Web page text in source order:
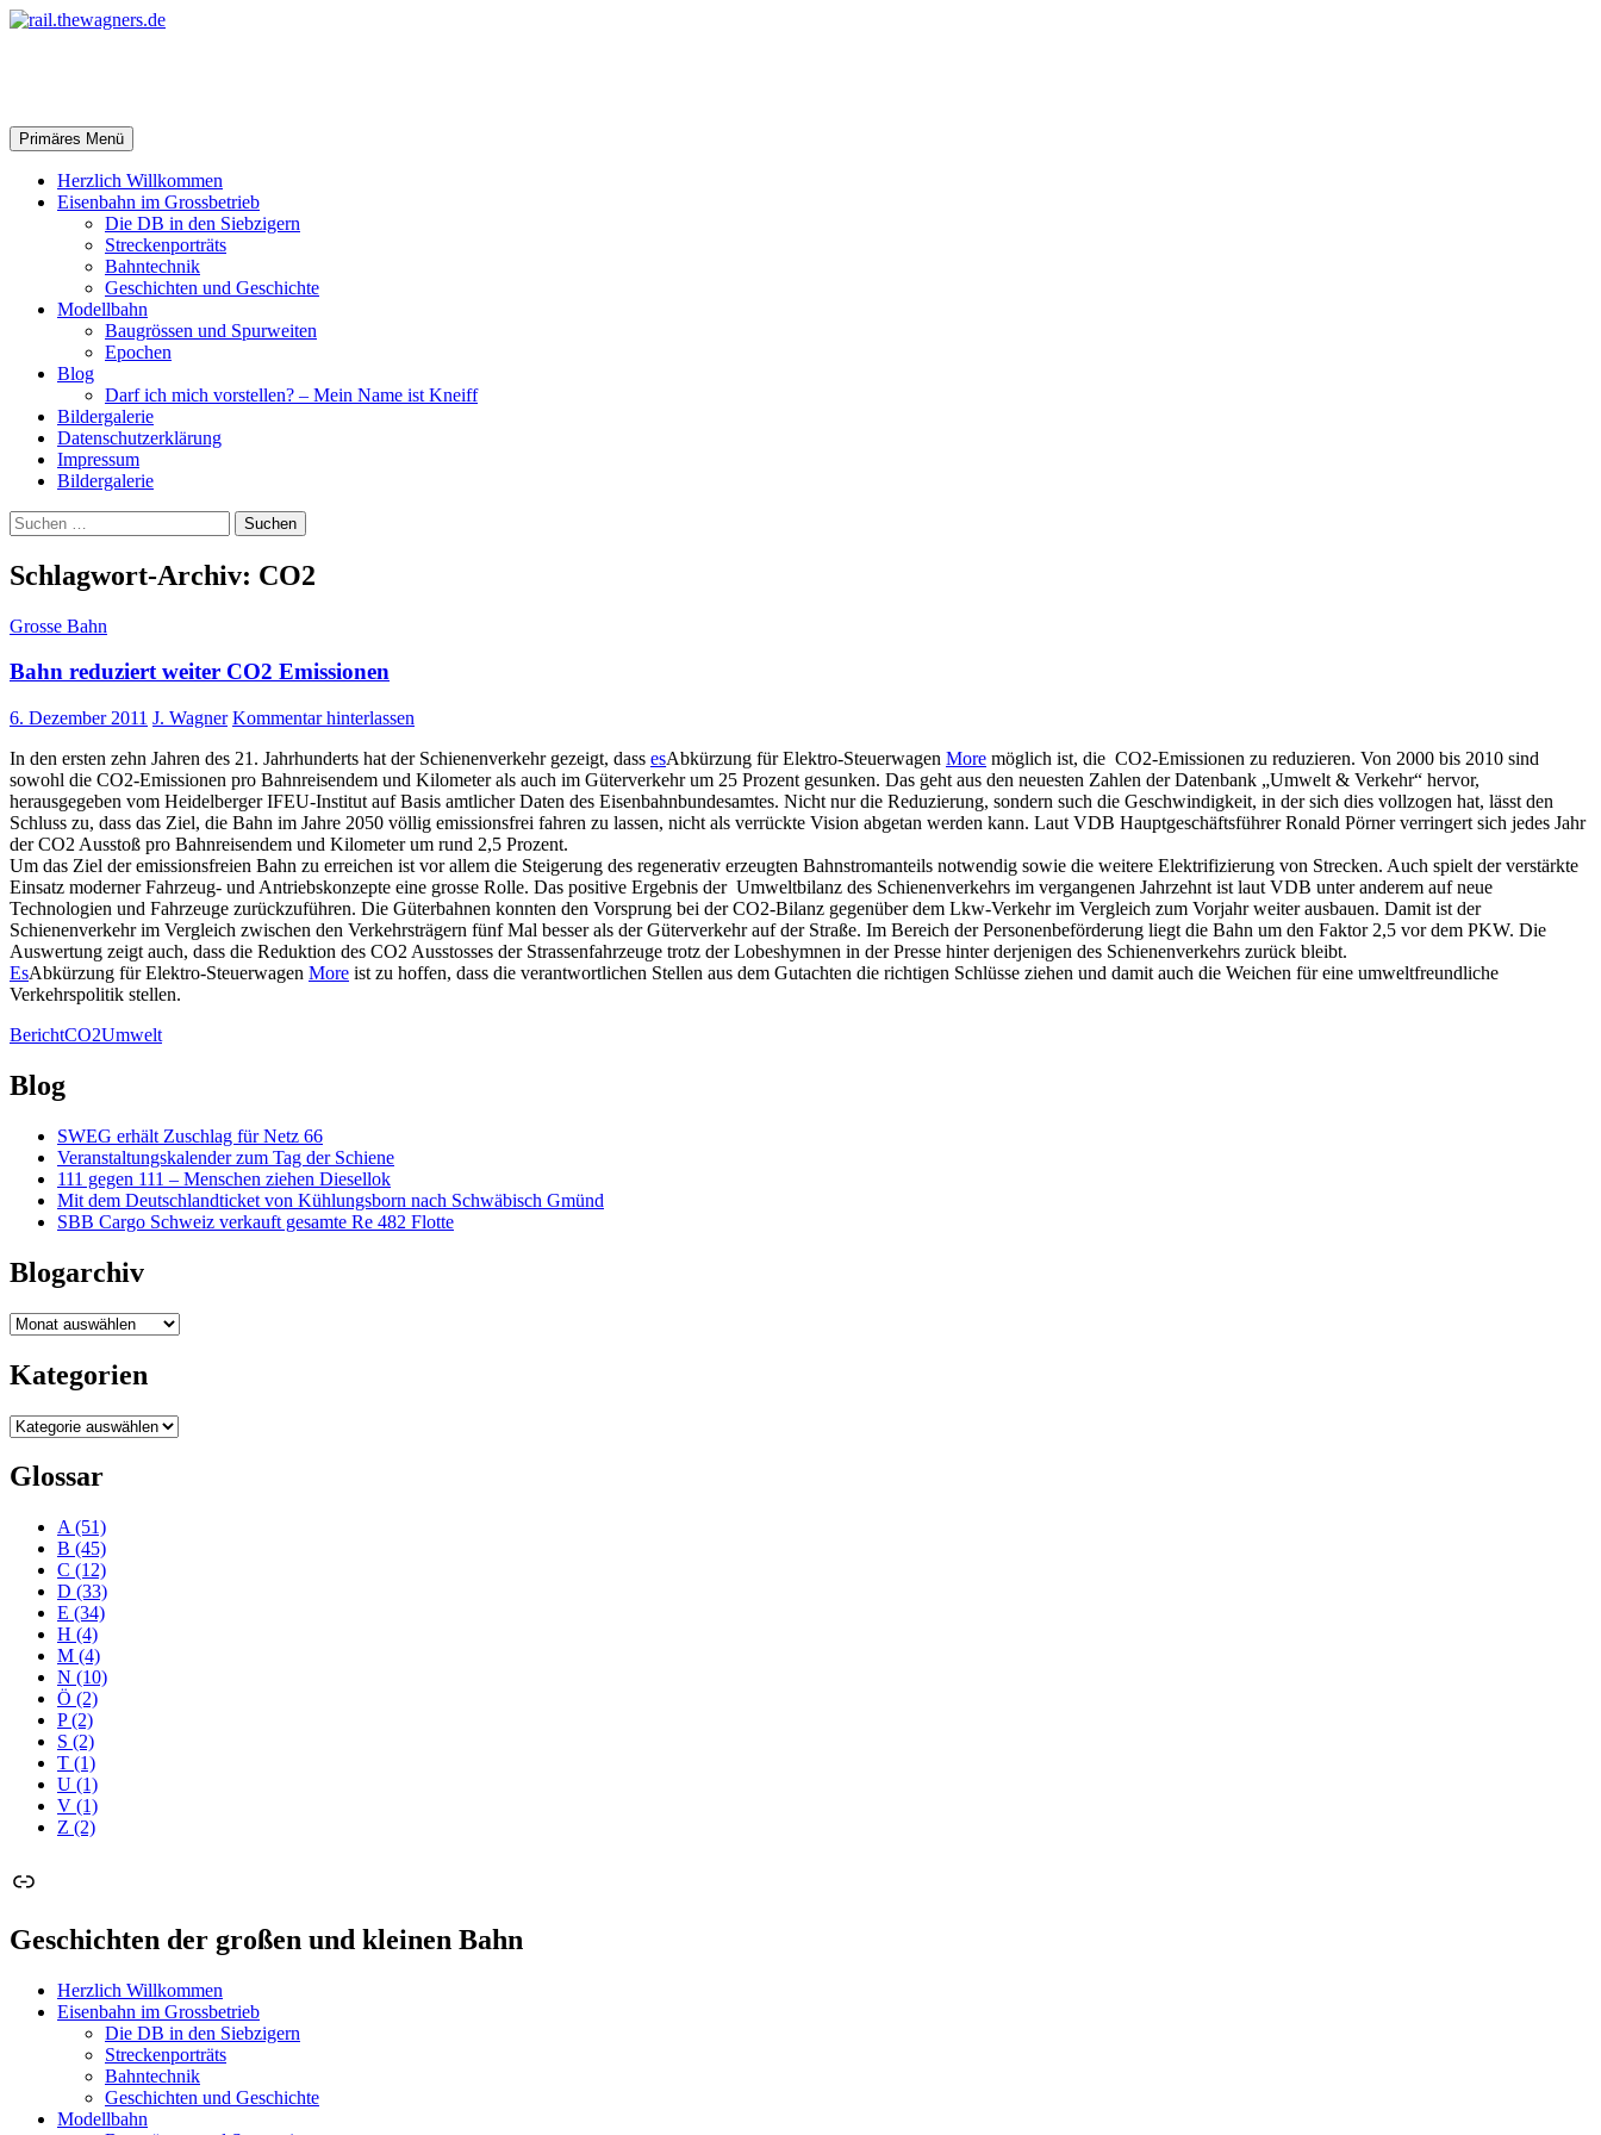
Zum
Suchen
Primäres Menü
Herzlich Willkommen
Eisenbahn im Grossbetrieb
Die DB in den Siebzigern
Streckenporträts
Bahntechnik
Geschichten und Geschichte
Modellbahn
Baugrössen und Spurweiten
Epochen
Blog
Darf ich mich vorstellen? – Mein Name ist Kneiff
Bildergalerie
Datenschutzerklärung
Impressum
Bildergalerie
Suchen
nach:
Schlagwort-Archiv: CO2
Grosse Bahn
Bahn reduziert weiter CO2 Emissionen
6. Dezember 2011 J. Wagner Kommentar hinterlassen
In den ersten zehn Jahren des 21. Jahrhunderts hat der Schienenverkehr gezeigt, dass esAbkürzung für Elektro-Steuerwagen More möglich ist, die CO2-Emissionen zu reduzieren. Von 2000 bis 2010 sind
sowohl die CO2-Emissionen pro Bahnreisendem und Kilometer als auch im Güterverkehr um 25 Prozent gesunken. Das geht aus den neuesten Zahlen der Datenbank „Umwelt & Verkehr“ hervor,
herausgegeben vom Heidelberger IFEU-Institut auf Basis amtlicher Daten des Eisenbahnbundesamtes. Nicht nur die Reduzierung, sondern such die Geschwindigkeit, in der sich dies vollzogen hat, lässt den
Schluss zu, dass das Ziel, die Bahn im Jahre 2050 völlig emissionsfrei fahren zu lassen, nicht als verrückte Vision abgetan werden kann. Laut VDB Hauptgeschäftsführer Ronald Pörner verringert sich jedes Jahr
der CO2 Ausstoß pro Bahnreisendem und Kilometer um rund 2,5 Prozent.
Um das Ziel der emissionsfreien Bahn zu erreichen ist vor allem die Steigerung des regenerativ erzeugten Bahnstromanteils notwendig sowie die weitere Elektrifizierung von Strecken. Auch spielt der verstärkte
Einsatz moderner Fahrzeug- und Antriebskonzepte eine grosse Rolle. Das positive Ergebnis der Umweltbilanz des Schienenverkehrs im vergangenen Jahrzehnt ist laut VDB unter anderem auf neue
Technologien und Fahrzeuge zurückzuführen. Die Güterbahnen konnten den Vorsprung bei der CO2-Bilanz gegenüber dem Lkw-Verkehr im Vergleich zum Vorjahr weiter ausbauen. Damit ist der
Schienenverkehr im Vergleich zwischen den Verkehrsträgern fünf Mal besser als der Güterverkehr auf der Straße. Im Bereich der Personenbeförderung liegt die Bahn um den Faktor 2,5 vor dem PKW. Die
Auswertung zeigt auch, dass die Reduktion des CO2 Ausstosses der Strassenfahrzeuge trotz der Lobeshymnen in der Presse hinter derjenigen des Schienenverkehrs zurück bleibt.
EsAbkürzung für Elektro-Steuerwagen More ist zu hoffen, dass die verantwortlichen Stellen aus dem Gutachten die richtigen Schlüsse ziehen und damit auch die Weichen für eine umweltfreundliche
Verkehrspolitik stellen.
BerichtCO2Umwelt
Blog
SWEG erhält Zuschlag für Netz 66
Veranstaltungskalender zum Tag der Schiene
111 gegen 111 – Menschen ziehen Diesellok
Mit dem Deutschlandticket von Kühlungsborn nach Schwäbisch Gmünd
SBB Cargo Schweiz verkauft gesamte Re 482 Flotte
Blogarchiv
Blogarchiv
Kategorien
Kategorien
Glossar
A (51)
B (45)
C (12)
D (33)
E (34)
H (4)
M (4)
N (10)
Ö (2)
P(2)
S (2)
T (1)
U (1)
V (1)
Z (2)
Link
Geschichten der großen und kleinen Bahn
Herzlich Willkommen
Eisenbahn im Grossbetrieb
Die DB in den Siebzigern
Streckenporträts
Bahntechnik
Geschichten und Geschichte
Modellbahn